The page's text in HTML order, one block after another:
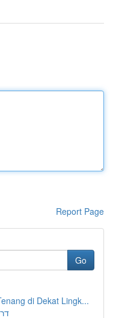
Report Page
Go
di Dekat Lingk...